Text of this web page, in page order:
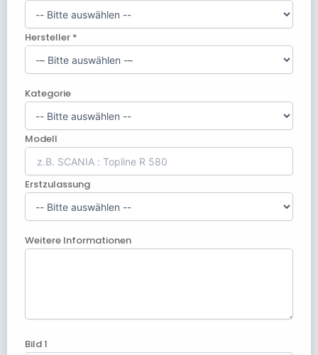
Hersteller *
Kategorie
Modell
Erstzulassung
Weitere Informationen
Bild 1